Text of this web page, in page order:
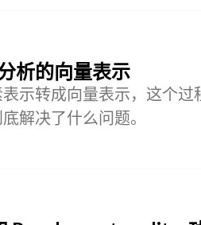
析的向量表示
示转成向量表示，这个过
解决了什么问题。